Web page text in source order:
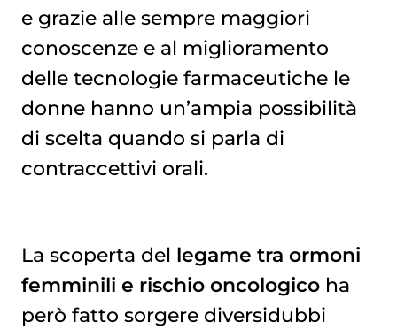
e grazie alle sempre maggiori
conoscenze e al miglioramento
delle tecnologie farmaceutiche le
donne hanno un’ampia possibilità
di scelta quando si parla di
contraccettivi orali.
La scoperta del legame tra ormoni
femminili e rischio oncologicoha
però fatto sorgere diversidubbi